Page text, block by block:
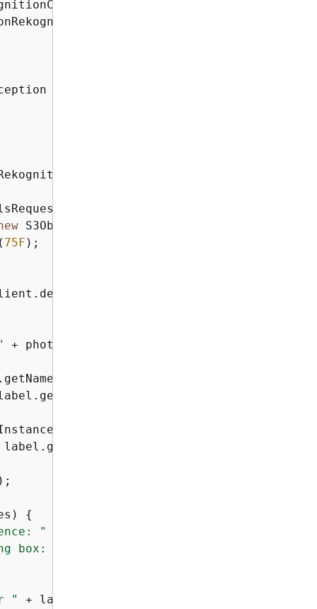
75F );
+ photo +
+
{
"
box: "
" + label.getName() +